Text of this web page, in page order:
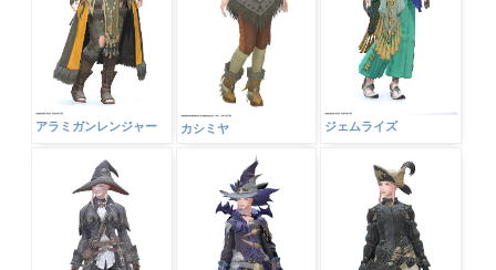
アラミガンレンジャー カシミヤ ジェムライズ